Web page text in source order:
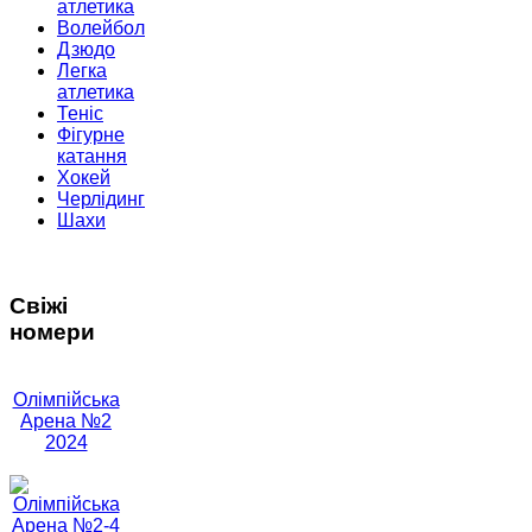
атлетика
Волейбол
Дзюдо
Легка
атлетика
Теніс
Фігурне
катання
Хокей
Черлідинг
Шахи
Свіжі
номери
Олімпійська
Арена №2
2024